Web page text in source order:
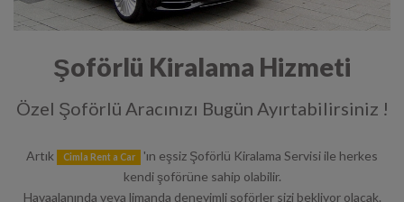
Şoförlü Kiralama Hizmeti
Özel Şoförlü Aracınızı Bugün Ayırtabilirsiniz !
kendi şoförüne sahip olabilir.
Havaalanında veya limanda deneyimli şoförler sizi bekliyor olacak.
Sadece sürüş ve rota planlamasını bize bırakın ve yolculuğun tadını